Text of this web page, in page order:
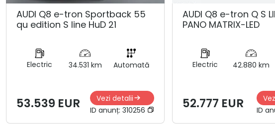
AUDI Q8 e-tron Sportback 55
qu edition S line HuD 21
Electric 34.531 km Automată
53.539 EUR
Vezi detalii
ID anunț: 310256
AUDI Q8 e-tron Q S
PANO MATRIX-LED
Electric 42.880 km
52.777 EUR
ID